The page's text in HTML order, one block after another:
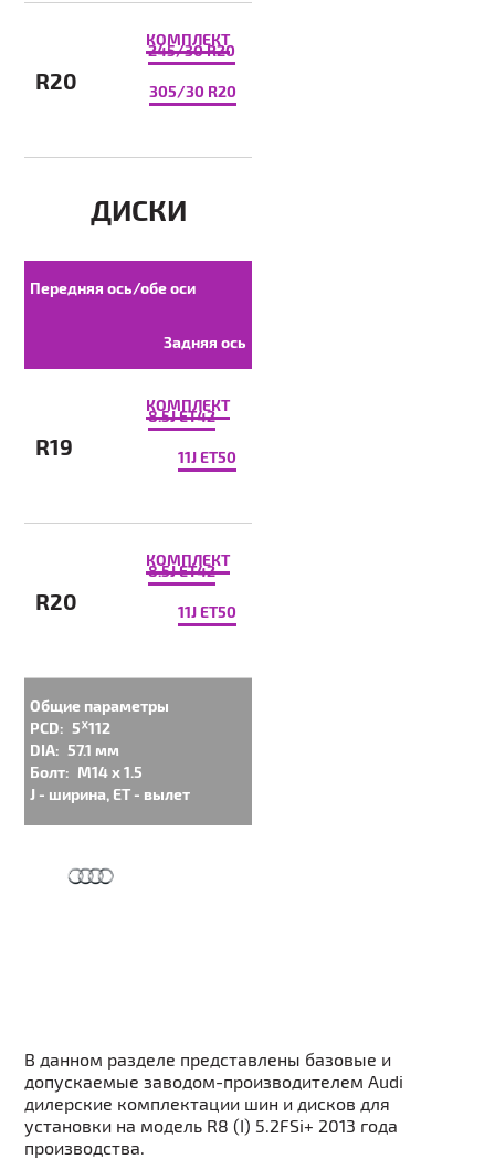
R20
КОМПЛЕКТ
245/30 R20
305/30 R20
ДИСКИ
Передняя ось/обе оси
Задняя ось
R19
КОМПЛЕКТ
8.5J ET42
11J ET50
R20
КОМПЛЕКТ
8.5J ET42
11J ET50
Общие параметры
PCD: 5ᕁ112
DIA: 57.1 мм
Болт: M14 x 1.5
J - ширина, ET - вылет
В данном разделе представлены базовые и
допускаемые заводом-производителем Audi
дилерские комплектации шин и дисков для
установки на модель R8 (I) 5.2FSi+ 2013 года
производства.